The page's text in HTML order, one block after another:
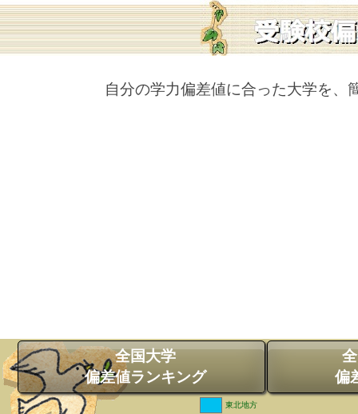
自分の学力偏差値に合った大学を、
全国大学
偏差値ランキング
偏
東北地方